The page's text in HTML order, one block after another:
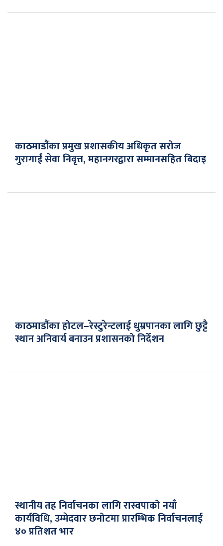
काठमाडौंका प्रमुख प्रशासकीय अधिकृत सरोज
गुरागाईं सेवा निवृत्त, महानगरद्वारा सम्मानसहित बिदाइ
काठमाडौंका होटल–रेस्टुरेन्टलाई धुम्रपानका लागि छुट्टै
स्थान अनिवार्य बनाउन प्रशासनको निर्देशन
स्थानीय तह निर्वाचनका लागि रास्वपाको नयाँ
कार्यविधि, उम्मेदवार छनोटमा प्रारम्भिक निर्वाचनलाई
४० प्रतिशत भार